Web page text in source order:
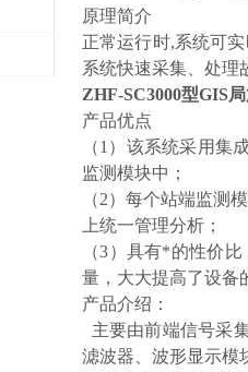
原理简介
正常运行时,系统可
系统快速采集、处理
ZHF-SC3000型GIS
产品优点
（1）该系统采用集
监测模块中；
（2）每个站端监测
上统一管理分析；
（3）具有*的性价
量，大大提高了设备
产品介绍：
主要由前端信号采
滤波器、波形显示模